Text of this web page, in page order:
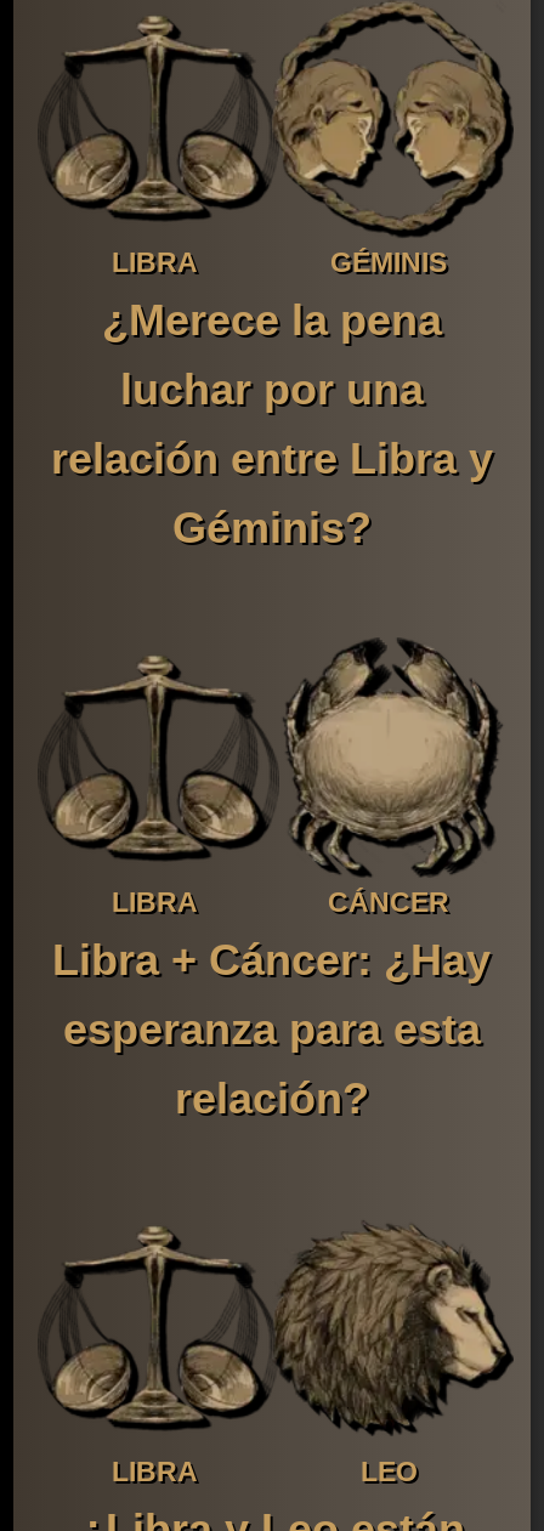
LIBRA GÉMINIS
¿Merece la pena
luchar por una
relación entre Libra y
Géminis?
LIBRA CÁNCER
Libra + Cáncer: ¿Hay
esperanza para esta
relación?
LIBRA LEO